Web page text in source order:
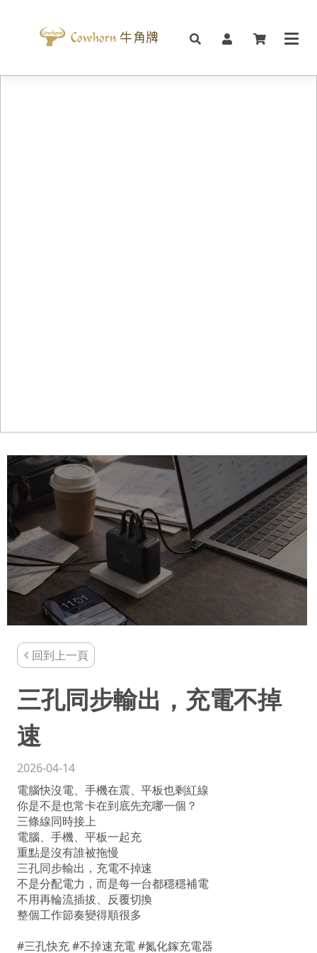
回到上一頁
三孔同步輸出，充電不掉
速
2026-04-14
電腦快沒電、手機在震、平板也剩紅線
你是不是也常卡在到底先充哪一個？
三條線同時接上
電腦、手機、平板一起充
重點是沒有誰被拖慢
三孔同步輸出，充電不掉速
不是分配電力，而是每一台都穩穩補電
不用再輪流插拔、反覆切換
整個工作節奏變得順很多
#三孔快充 #不掉速充電 #氮化鎵充電器